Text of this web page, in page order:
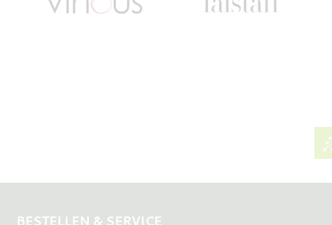
BESTELLEN & SERVICE